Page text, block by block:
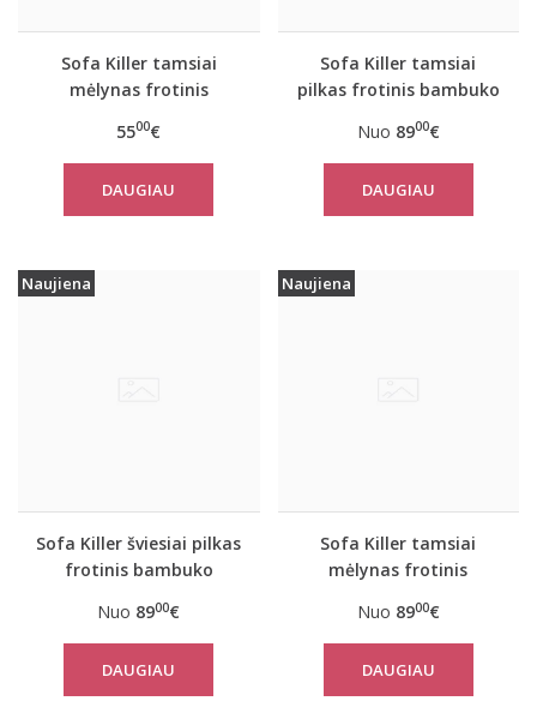
Sofa Killer tamsiai
mėlynas frotinis
5500€
DAUGIAU
Sofa Killer tamsiai
pilkas frotinis bambuko
Nuo 8900€
DAUGIAU
Naujiena
Sofa Killer šviesiai pilkas
frotinis bambuko
Nuo 8900€
DAUGIAU
Naujiena
Sofa Killer tamsiai
mėlynas frotinis
kombinezonas
Nuo 8900€
DAUGIAU